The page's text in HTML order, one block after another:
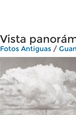
Vista
Fotos Antiguas /